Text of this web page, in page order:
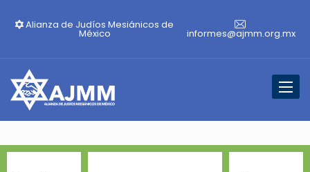
Alianza de Judíos Mesiánicos de
México informes@ajmm.org.mx